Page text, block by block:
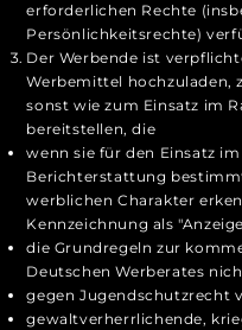
erforderlichen Rechte
Persönlichkeitsrechte)
Der Werbende ist
Werbemittel hochzuladen,
sonst wie zum Einsatz im
bereitstellen, die
wenn sie für den Einsatz
Berichterstattung
werblichen Charakter
Kennzeichnung als
die Grundregeln zur
Deutschen Werberates
gegen Jugendschutzrecht
gewaltverherrlichende,